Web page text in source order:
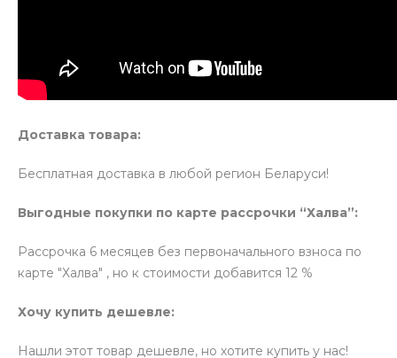
Доставка товара:
Бесплатная доставка в любой регион Беларуси!
Выгодные покупки по карте рассрочки “Халва”:
Рассрочка 6 месяцев без первоначального взноса по
карте "Халва" , но к стоимости добавится 12 %
Хочу купить дешевле:
Нашли этот товар дешевле, но хотите купить у нас!